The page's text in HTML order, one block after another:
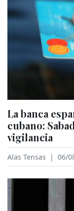
La banca
cubano:
vigilancia
Alas Tensas | 06/